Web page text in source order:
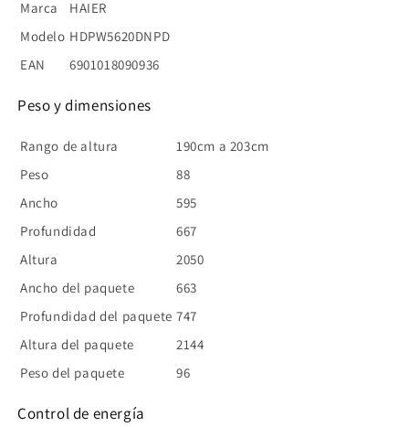
Marca
HAIER
Modelo HDPW5620DNPD
EAN
6901018090936
Peso y dimensiones
Rango de altura
190cm a 203cm
Peso
88
Ancho
595
Profundidad
667
Altura
2050
Ancho del paquete
663
Profundidad del paquete 747
Altura del paquete
2144
Peso del paquete
96
Control de energía